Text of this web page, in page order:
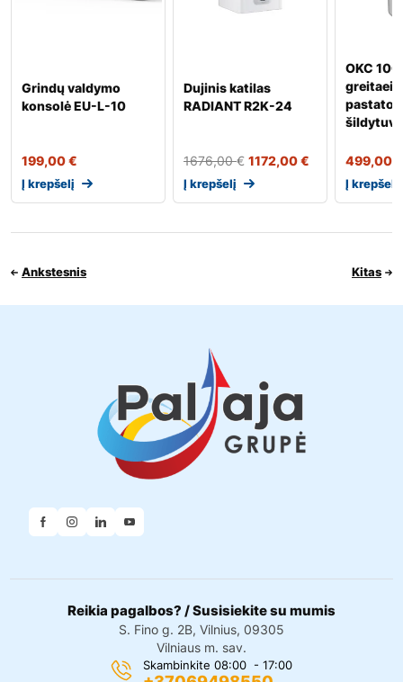
Grindų valdymo
konsolė EU-L-10
199,00€
Į krepšelį
Dujinis katilas
RADIANT R2K-24
1676,00€ 1172,00€
Į krepšelį
OKC
499,00
Į krepšelį
Ankstesnis Kitas
Reikia pagalbos? / Susisiekite su mumis
S. Fino g. 2B, Vilnius, 09305
Vilniaus m. sav.
Skambinkite 08:00 - 17:00